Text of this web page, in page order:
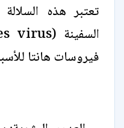
تعتبر هذه
فيروسات هانتا